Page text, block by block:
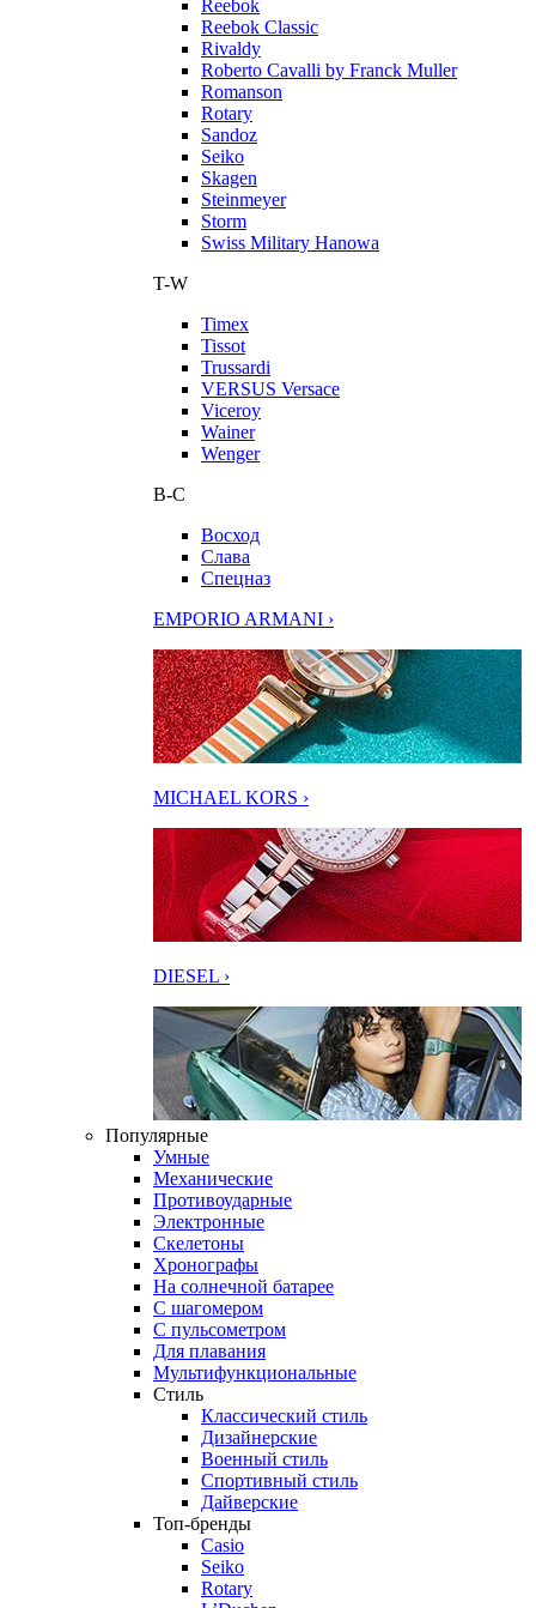
Reebok
Reebok Classic
Rivaldy
Roberto Cavalli by Franck Muller
Romanson
Rotary
Sandoz
Seiko
Skagen
Steinmeyer
Storm
Swiss Military Hanowa
T-W
Timex
Tissot
Trussardi
VERSUS Versace
Viceroy
Wainer
Wenger
В-С
Восход
Слава
Спецназ
EMPORIO ARMANI ›
MICHAEL KORS ›
DIESEL ›
Популярные
Умные
Механические
Противоударные
Электронные
Скелетоны
Хронографы
На солнечной батарее
С шагомером
С пульсометром
Для плавания
Мультифункциональные
Стиль
Классический стиль
Дизайнерские
Военный стиль
Спортивный стиль
Дайверские
Топ-бренды
Casio
Seiko
Rotary